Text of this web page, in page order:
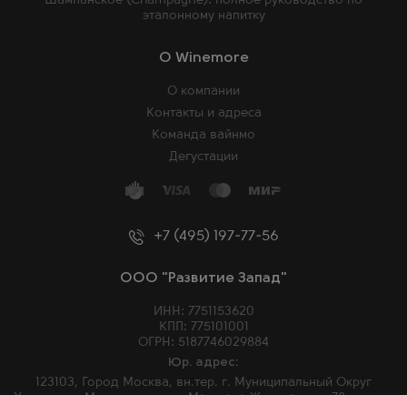
+7 (495) 197-77-56
ООО "Развитие Запад"
ИНН: 7751153620
КПП: 775101001
ОГРН: 5187746029884
Юр. адрес:
123103, Город Москва, вн.тер. г. Муниципальный Округ
O Winemore
О компании
Контакты и адреса
Команда вайнмо
Дегустации
эталонному напитку